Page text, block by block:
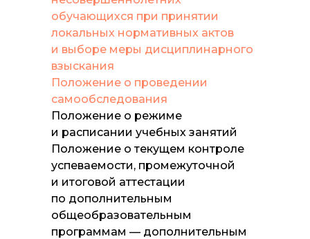
обучающихся при принятии
локальных нормативных актов
и выборе меры дисциплинарного
взыскания
Положение о проведении
самообследования
Положение о режиме
и расписании учебных занятий
Положение о текущем контроле
успеваемости, промежуточной
и итоговой аттестации
по дополнительным
общеобразовательным
программам — дополнительным